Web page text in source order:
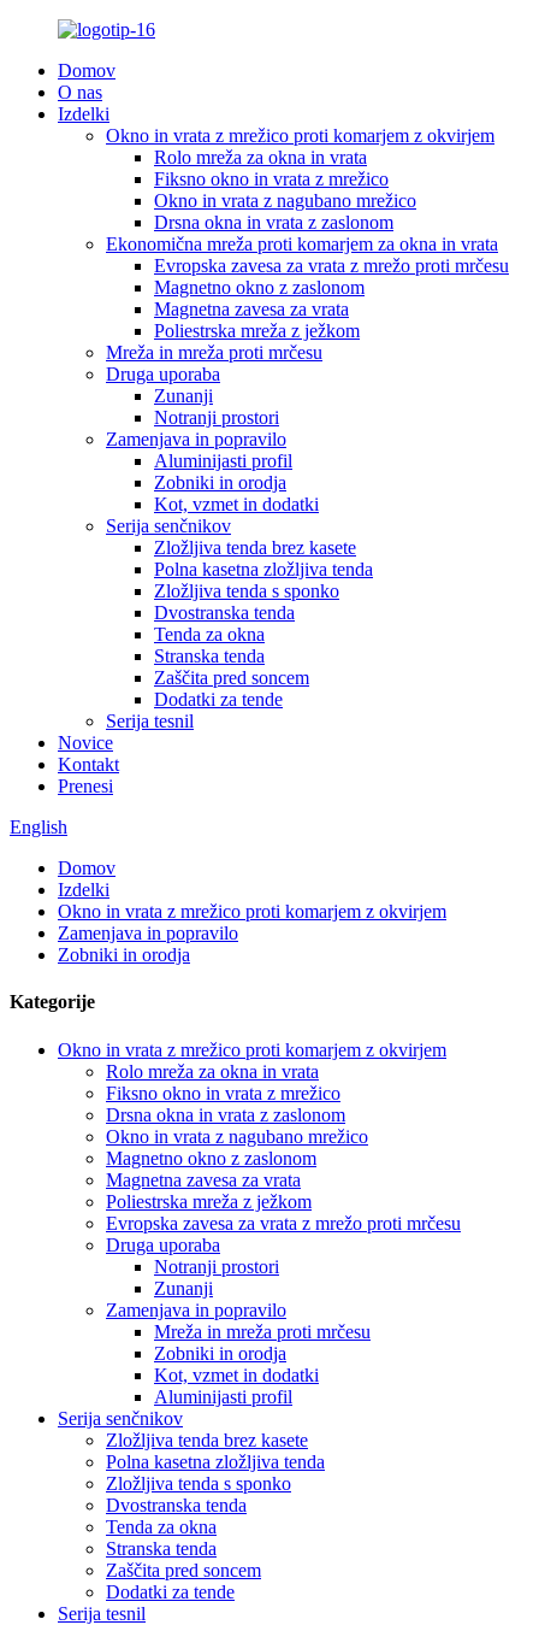
Domov
O nas
Izdelki
Okno in vrata z mrežico proti komarjem z okvirjem
Rolo mreža za okna in vrata
Fiksno okno in vrata z mrežico
Okno in vrata z nagubano mrežico
Drsna okna in vrata z zaslonom
Ekonomična mreža proti komarjem za okna in vrata
Evropska zavesa za vrata z mrežo proti mrčesu
Magnetno okno z zaslonom
Magnetna zavesa za vrata
Poliestrska mreža z ježkom
Mreža in mreža proti mrčesu
Druga uporaba
Zunanji
Notranji prostori
Zamenjava in popravilo
Aluminijasti profil
Zobniki in orodja
Kot, vzmet in dodatki
Serija senčnikov
Zložljiva tenda brez kasete
Polna kasetna zložljiva tenda
Zložljiva tenda s sponko
Dvostranska tenda
Tenda za okna
Stranska tenda
Zaščita pred soncem
Dodatki za tende
Serija tesnil
Novice
Kontakt
Prenesi
English
Domov
Izdelki
Okno in vrata z mrežico proti komarjem z okvirjem
Zamenjava in popravilo
Zobniki in orodja
Kategorije
Okno in vrata z mrežico proti komarjem z okvirjem
Rolo mreža za okna in vrata
Fiksno okno in vrata z mrežico
Drsna okna in vrata z zaslonom
Okno in vrata z nagubano mrežico
Magnetno okno z zaslonom
Magnetna zavesa za vrata
Poliestrska mreža z ježkom
Evropska zavesa za vrata z mrežo proti mrčesu
Druga uporaba
Notranji prostori
Zunanji
Zamenjava in popravilo
Mreža in mreža proti mrčesu
Zobniki in orodja
Kot, vzmet in dodatki
Aluminijasti profil
Serija senčnikov
Zložljiva tenda brez kasete
Polna kasetna zložljiva tenda
Zložljiva tenda s sponko
Dvostranska tenda
Tenda za okna
Stranska tenda
Zaščita pred soncem
Dodatki za tende
Serija tesnil